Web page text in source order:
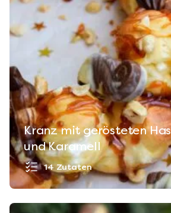
Kranz mit gerösteten
und Karamell
14 Zutaten